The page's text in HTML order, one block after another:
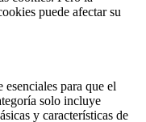
puede afectar su
esenciales para que el
solo incluye
y características de